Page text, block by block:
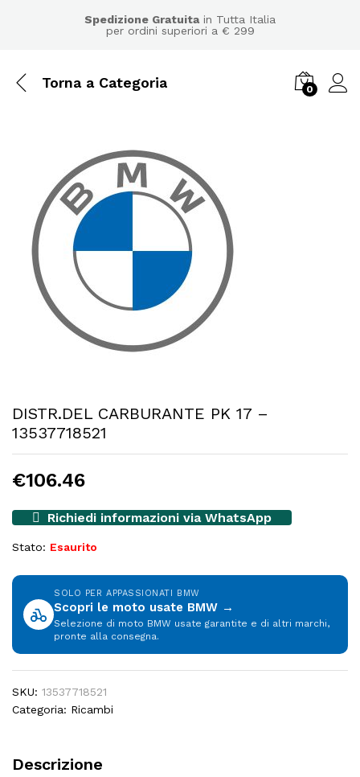
Spedizione Gratuitain Tutta Italia
per ordini superiori a € 299
Torna a Categoria 0
DISTR.DEL CARBURANTE PK 17 –
13537718521
€106.46
Richiedi informazioni via WhatsApp
Stato: Esaurito
SOLO PER APPASSIONATI BMW
Scopri le moto usate BMW →
Selezione di moto BMW usate garantite e di altri marchi,
pronte alla consegna.
SKU: 13537718521
Categoria: Ricambi
Descrizione